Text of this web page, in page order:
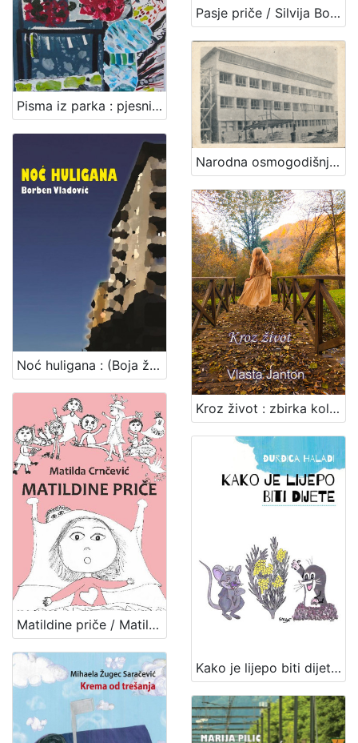
Pisma iz parka : pjesničko-likovna zbirka / [autorica pjesama] Zorica Krističević Avdagić ; [autorica kolaža] Vlasta Pastuović Aleksić
Pasje priče / Silvija Bosner
Noć huligana : (Boja željeznog oksida) : kratki roman / Borben Vladović
Narodna osmogodišnja škola - Zaprešić
Matildine priče / Matilda Crnčević ; [priredila Sandra Crnčević ; pogovor Ivanka Tomić ; ilustracije Lucia Sabljić, Matilda Crnčević]
Kroz život : zbirka kolumni / Vlasta Janton
Kako je lijepo biti dijete : zbirka pjesama za djecu / Đurđica Haladi ; [predgovor Snježana Zrinjan] ; [ilustracije Zlatko Haladi]